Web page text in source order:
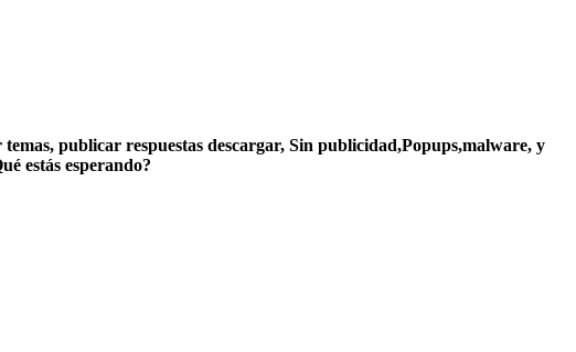
publicar respuestas descargar, Sin publicidad,Popups,malware, y
estás esperando?